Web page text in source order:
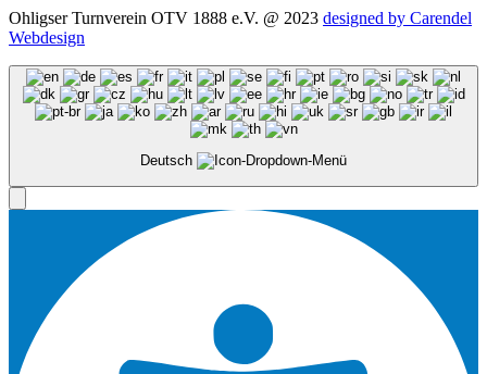
Ohligser Turnverein OTV 1888 e.V. @ 2023 designed by Carendel
Webdesign
Deutsch